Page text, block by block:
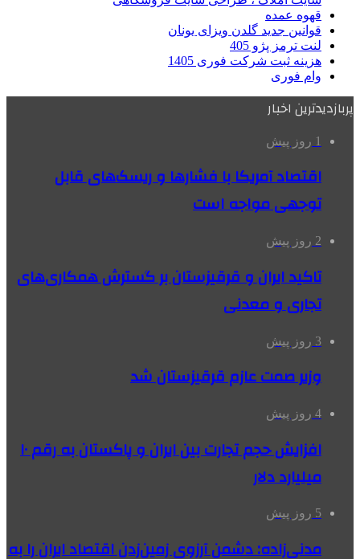
قهوه عمده
قوانین جدید گلدن ویزای یونان
لنت ترمز پژو 405
هزینه ثبت شرکت فوری 1405
وام فوری
پربازدیدترین اخبار
1 روز پیش
اقتصاد آمریکا با فشارها و ریسک‌های قابل
توجهی مواجه است
2 روز پیش
تاکید ایران و قرقیزستان بر گسترش همکاری‌های
تجاری و معدنی
3 روز پیش
وزیر صمت عازم قرقیزستان شد
4 روز پیش
افزایش حجم تجارت بین ایران و پاکستان به رقم ۱۰
میلیارد دلار
5 روز پیش
مدنی‌زاده: دشمن آرزوی زمین‌زدن اقتصاد ایران را به